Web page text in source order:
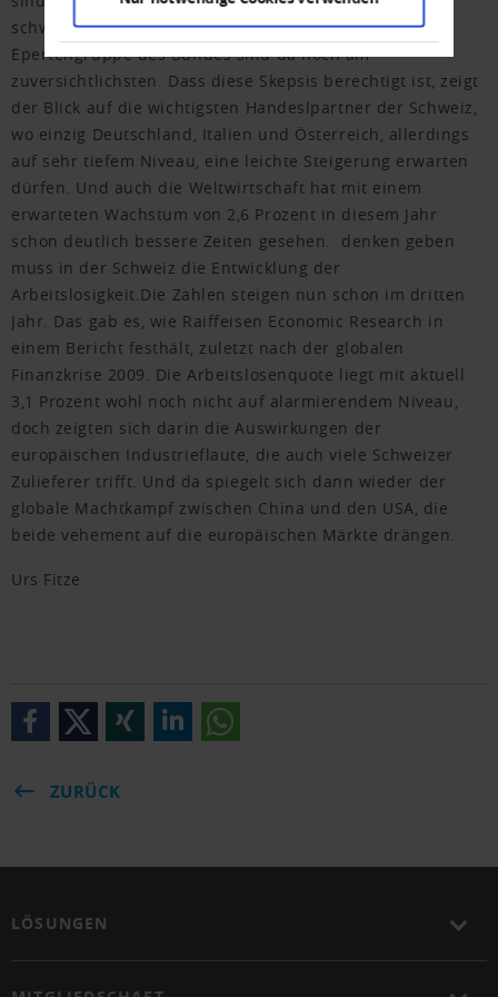
schwieriges jahr werden. Das KOF Institut und die
Epertengruppe des Bundes sind da noch am
zuversichtlichsten. Dass diese Skepsis berechtigt ist, zeigt
der Blick auf die wichtigsten Handeslpartner der Schweiz,
wo einzig Deutschland, Italien und Österreich, allerdings
auf sehr tiefem Niveau, eine leichte Steigerung erwarten
dürfen. Und auch die Weltwirtschaft hat mit einem
erwarteten Wachstum von 2,6 Prozent in diesem Jahr
schon deutlich bessere Zeiten gesehen. denken geben
muss in der Schweiz die Entwicklung der
Arbeitslosigkeit.Die Zahlen steigen nun schon im dritten
Jahr. Das gab es, wie Raiffeisen Economic Research in
einem Bericht festhält, zuletzt nach der globalen
Finanzkrise 2009. Die Arbeitslosenquote liegt mit aktuell
3,1 Prozent wohl noch nicht auf alarmierendem Niveau,
doch zeigten sich darin die Auswirkungen der
europäischen Industrieflaute, die auch viele Schweizer
Zulieferer trifft. Und da spiegelt sich dann wieder der
globale Machtkampf zwischen China und den USA, die
beide vehement auf die europäischen Märkte drängen.
Urs Fitze
ZURÜCK
LÖSUNGEN